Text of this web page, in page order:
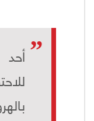
أحد